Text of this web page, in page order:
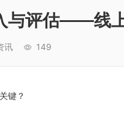
与评估——线
讯 149
键？